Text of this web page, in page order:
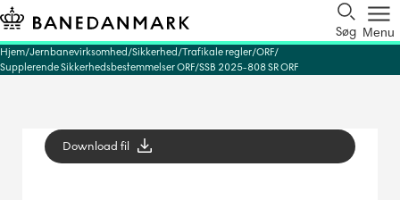
Søg Menu
Hjem Jernbanevirksomhed Sikkerhed Trafikale regler ORF
Supplerende Sikkerhedsbestemmelser ORF SSB 2025-808 SR ORF
Download fil